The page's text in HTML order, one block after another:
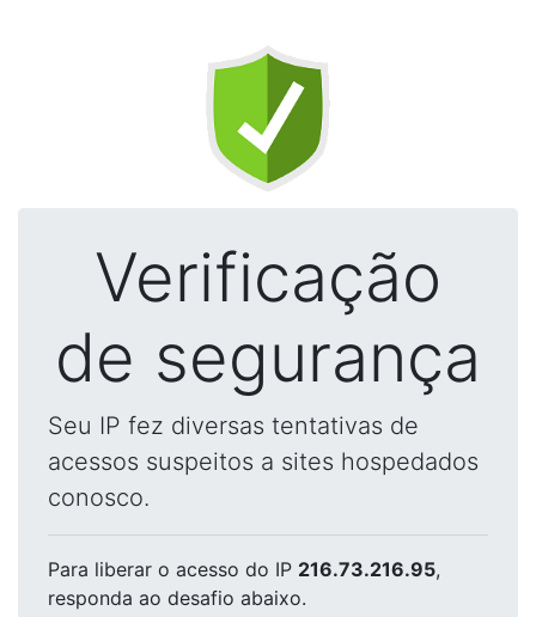
Verificação
de segurança
Seu IP fez diversas tentativas de
acessos suspeitos a sites hospedados
conosco.
Para liberar o acesso do IP 216.73.216.95,
responda ao desafio abaixo.